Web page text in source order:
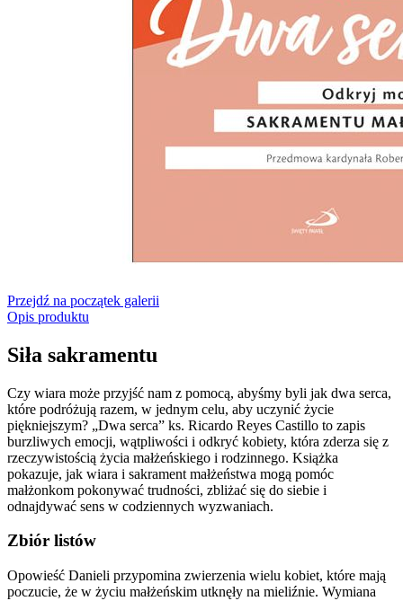
Przejdź na początek galerii
Opis produktu
Siła sakramentu
Czy wiara może przyjść nam z pomocą, abyśmy byli jak dwa serca,
które podróżują razem, w jednym celu, aby uczynić życie
piękniejszym? „Dwa serca” ks. Ricardo Reyes Castillo to zapis
burzliwych emocji, wątpliwości i odkryć kobiety, która zderza się z
rzeczywistością życia małżeńskiego i rodzinnego. Książka
pokazuje, jak wiara i sakrament małżeństwa mogą pomóc
małżonkom pokonywać trudności, zbliżać się do siebie i
odnajdywać sens w codziennych wyzwaniach.
Zbiór listów
Opowieść Danieli przypomina zwierzenia wielu kobiet, które mają
poczucie, że w życiu małżeńskim utknęły na mieliźnie. Wymiana